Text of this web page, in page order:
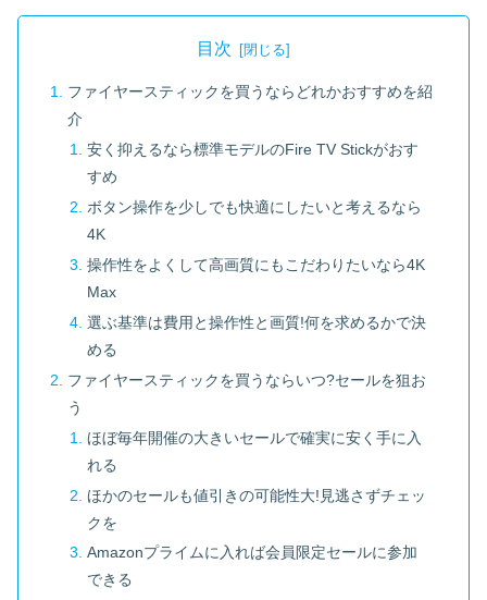
目次
ファイヤースティックを買うならどれかおすすめを紹
介
安く抑えるなら標準モデルのFire TV Stickがおす
すめ
ボタン操作を少しでも快適にしたいと考えるなら
4K
操作性をよくして高画質にもこだわりたいなら4K
Max
選ぶ基準は費用と操作性と画質!何を求めるかで決
める
ファイヤースティックを買うならいつ?セールを狙お
う
ほぼ毎年開催の大きいセールで確実に安く手に入
れる
ほかのセールも値引きの可能性大!見逃さずチェッ
クを
Amazonプライムに入れば会員限定セールに参加
できる